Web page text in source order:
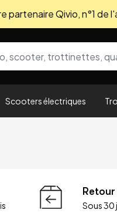
partenaire Qivio, n°1 de
Scooters électriques
Sous 30